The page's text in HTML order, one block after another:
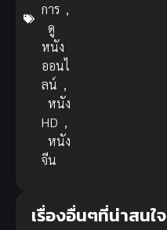
การ ,
ดู
หนัง
ออนไ
ลน์ ,
หนัง
HD ,
หนัง
จีน
เรื่องอื่นๆที่น่าสนใจ